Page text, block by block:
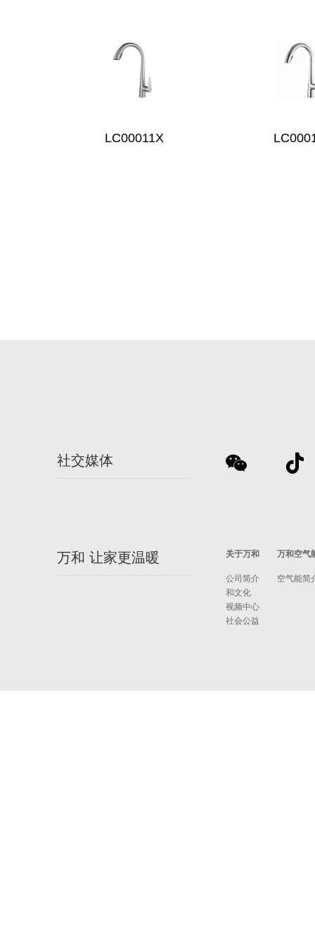
LC00011X
社交媒体
万和 让家更温暖 关于万和
公司简介
和文化
视频中心
社会公益
万和空气
空气能简